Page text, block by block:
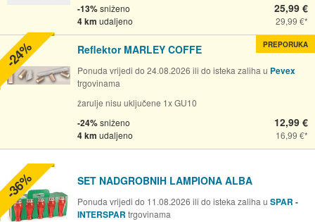
-13%sniženo
4 km udaljeno
25,99 €
29,99 €
Reflektor MARLEY COFFE
Ponuda vrijedi do 24.08.2026 ili do isteka zaliha u Pevex
trgovinama
žarulje nisu uključene 1x GU10
-24%sniženo
4 km udaljeno
12,99 €
16,99 €
PREPORUKA
-24%
SET NADGROBNIH LAMPIONA ALBA
Ponuda vrijedi do 11.08.2026 ili do isteka zaliha u SPAR -
INTERSPAR trgovinama
-36%